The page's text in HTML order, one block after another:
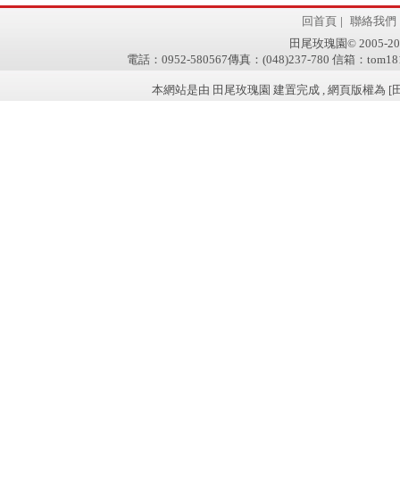
回首頁 | 聯絡我們
田尾玫瑰園© 2005-
電話：0952-580567傳真：(048)237-780 信箱：
本網站是由 田尾玫瑰園 建置完成 , 網頁版權為